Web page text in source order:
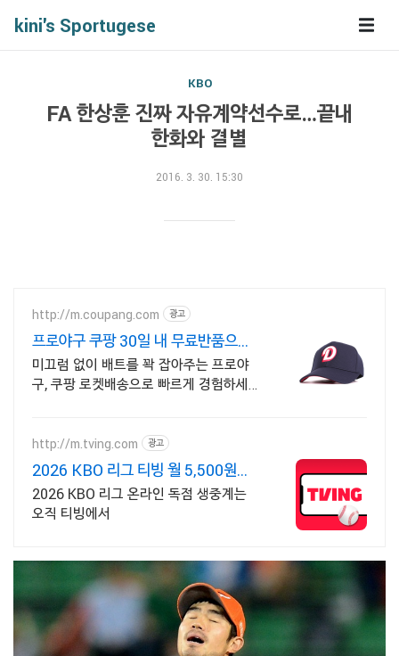
kini's Sportugese
KBO
FA 한상훈 진짜 자유계약선수로…끝내
한화와 결별
2016. 3. 30. 15:30
http://m.coupang.com 광고
프로야구 쿠팡 30일 내 무료반품으로
안심
미끄럼 없이 배트를 꽉 잡아주는 프로야
구, 쿠팡 로켓배송으로 빠르게 경험하세
http://m.tving.com 광고
2026 KBO 리그 티빙 월 5,500원부
터
2026 KBO 리그 온라인 독점 생중계는
오직 티빙에서